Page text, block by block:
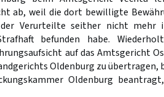
ab, weil die dort bewilligte
Verurteilte seither nicht mehr
befunden habe.
auf das Amtsgericht
Oldenburg zu übertragen,
Oldenburg